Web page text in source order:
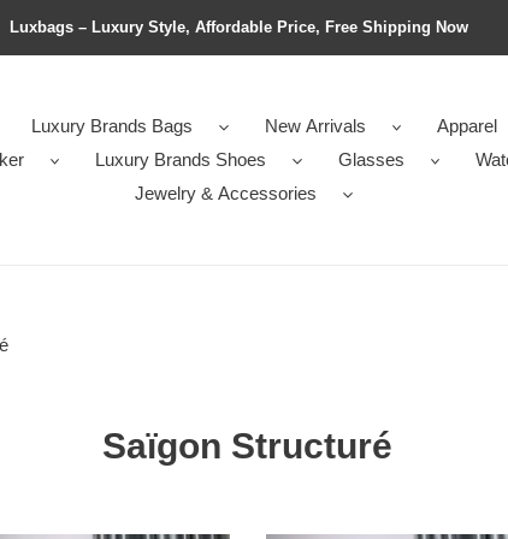
Luxbags – Luxury Style, Affordable Price, Free Shipping Now
Luxury Brands Bags New Arrivals
Apparel
Luxury Brands Shoes Glasses
Jewelry & Accessories
Saïgon Structuré